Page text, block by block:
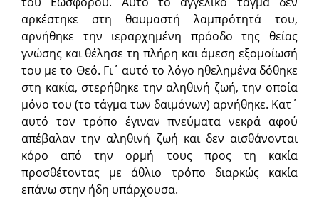
αρκέστηκε στη θαυμαστή λαμπρότητά του,
αρνήθηκε την ιεραρχημένη πρόοδο της θείας
γνώσης και θέλησε τη πλήρη και άμεση εξομοίωσή
του με το Θεό. Γι΄ αυτό το λόγο ηθελημένα δόθηκε
στη κακία, στερήθηκε την αληθινή ζωή, την οποία
μόνο του (το τάγμα των δαιμόνων) αρνήθηκε. Κατ΄
αυτό τον τρόπο έγιναν πνεύματα νεκρά αφού
απέβαλαν την αληθινή ζωή και δεν αισθάνονται
κόρο από την ορμή τους προς τη κακία
προσθέτοντας με άθλιο τρόπο διαρκώς κακία
επάνω στην ήδη υπάρχουσα.